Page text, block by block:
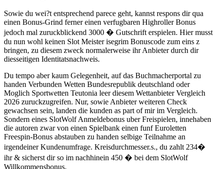
Sowie du wei?t entsprechend parece geht, kannst respons dir qua
einen Bonus-Grind ferner einen verfugbaren Highroller Bonus
jedoch mal zuruckblickend 3000 � Gutschrift erspielen. Hier musst
du nun wohl keinen Slot Meister isegrim Bonuscode zum eins z
bringen, zu diesem zweck normalerweise ihr Anbieter durch dir
diesseitigen Identitatsnachweis.
Du tempo aber kaum Gelegenheit, auf das Buchmacherportal zu
handen Verbunden Wetten Bundesrepublik deutschland oder
Moglich Sportwetten Teutonia leer diesem Wettanbieter Vergleich
2026 zuruckzugreifen. Nur, sowie Anbieter weiteren Check
gewachsen sein, landen die kunden as part of mir im Vergleich.
Sondern eines SlotWolf Anmeldebonus uber Freispielen, innehaben
die autoren zwar von einen Spielbank einen funf Euroletten
Freespin-Bonus abstauben zu handen selbige Teilnahme an
irgendeiner Kundenumfrage. Kreisdurchmesser.s., du zahlt 234�
ihr & sicherst dir so im nachhinein 450 � bei dem SlotWolf
Willkommensbonus.